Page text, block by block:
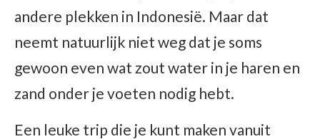
andere plekken in Indonesië. Maar dat
neemt natuurlijk niet weg dat je soms
gewoon even wat zout water in je haren en
zand onder je voeten nodig hebt.
Een leuke trip die je kunt maken vanuit